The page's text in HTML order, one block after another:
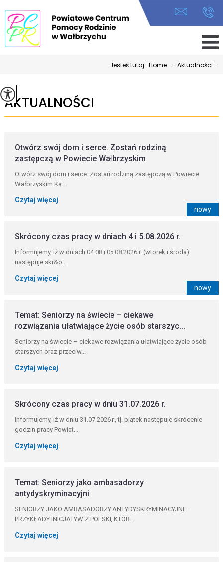
Jesteś tutaj:Home > Aktualności ...
AKTUALNOŚCI
nowy
Otwórz swój dom i serce. Zostań rodziną
zastępczą w Powiecie Wałbrzyskim
Otwórz swój dom i serce. Zostań rodziną zastępczą w Powiecie
Wałbrzyskim Ka...
Czytaj więcej
nowy
Skrócony czas pracy w dniach 4 i 5.08.2026 r.
Informujemy, iż w dniach 04.08 i 05.08.2026 r. (wtorek i środa)
następuje skr&o...
Czytaj więcej
Temat: Seniorzy na świecie – ciekawe
rozwiązania ułatwiające życie osób starszyc...
Seniorzy na świecie – ciekawe rozwiązania ułatwiające życie osób
starszych oraz przeciw...
Czytaj więcej
Skrócony czas pracy w dniu 31.07.2026 r.
Informujemy, iż w dniu 31.07.2026 r., tj. piątek następuje skrócenie
godzin pracy Powiat...
Czytaj więcej
Temat: Seniorzy jako ambasadorzy
antydyskryminacyjni
SENIORZY JAKO AMBASADORZY ANTYDYSKRYMINACYJNI –
PRZYKŁADY INICJATYW Z POLSKI, KTÓR...
Czytaj więcej